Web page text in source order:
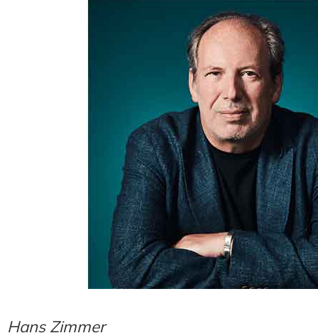
Hans Zimmer